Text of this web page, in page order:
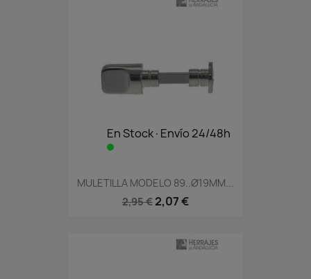
En Stock·Envío 24/48h
MULETILLA MODELO 89..Ø19MM...
2,95 € 2,07 €